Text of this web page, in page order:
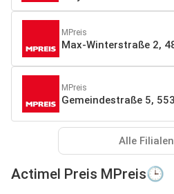
MPreis
Max-Winterstraße 2,
MPreis
Gemeindestraße 5,
Alle Filialen
Actimel Preis MPreis🕒